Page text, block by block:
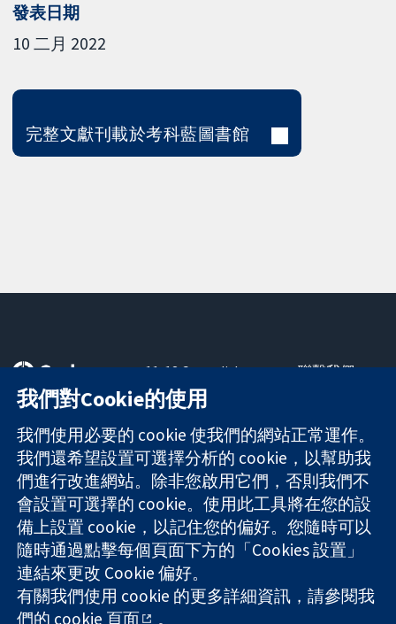
發表日期
10 二月 2022
完整文獻刊載於考科藍圖書館
可信任實證
知情決定
更完善的健康照
護
11-13 Cavendish
Square
London
W1G 0AN
United Kingdom
聯繫我們
關於我們
工作機會
Cochrane
Library
The Cochrane Collaboration is a charity (no. 1045921) and a
company limited by guarantee (no. 03044323) registered in
England & Wales. VAT registration number GB 718 2127 49.
我們對Cookie的使用
我們使用必要的 cookie 使我們的網站正常運作。
我們還希望設置可選擇分析的 cookie，以幫助我
們進行改進網站。除非您啟用它們，否則我們不
會設置可選擇的 cookie。使用此工具將在您的設
備上設置 cookie，以記住您的偏好。您隨時可以
隨時通過點擊每個頁面下方的「Cookies 設置」
連結來更改 Cookie 偏好。
有關我們使用 cookie 的更多詳細資訊，請參閱我
們的 cookie 頁面 。